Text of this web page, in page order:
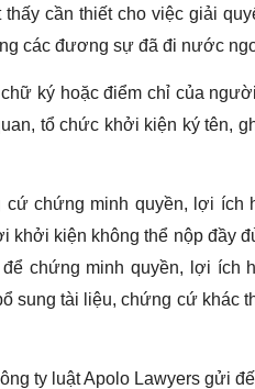
cần thiết cho việc giải
các đương sự đã đi nước
ký hoặc điểm chỉ của
tổ chức khởi kiện ký tên,
chứng minh quyền, lợi
khởi kiện không thể nộp đầy
chứng minh quyền, lợi ích
sung tài liệu, chứng cứ khác
ty luật Apolo Lawyers gửi